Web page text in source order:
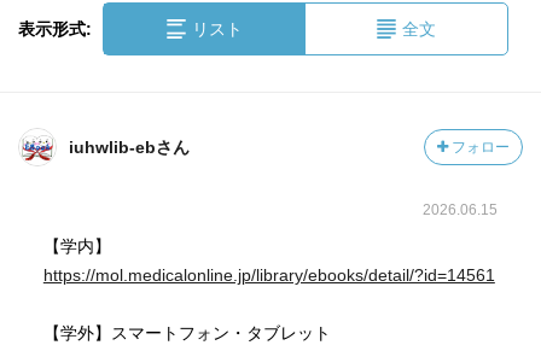
表示形式: リスト 全文
iuhwlib-ebさん フォロー
2026.06.15
【学内】
https://mol.medicalonline.jp/library/ebooks/detail/?id=14561
【学外】スマートフォン・タブレット